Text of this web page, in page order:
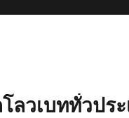
ลวเบททั่วปร